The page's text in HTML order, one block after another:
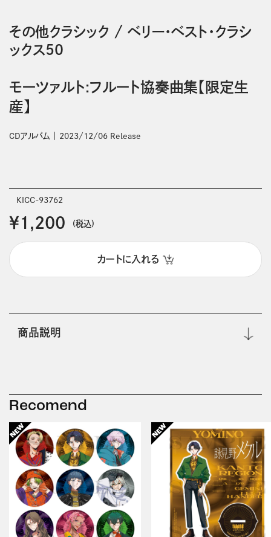
その他クラシック / ベリー・ベスト・クラシ
ックス50
モーツァルト:フルート協奏曲集【限定生
産】
CDアルバム 2023/12/06 Release
KICC-93762
￥1,200 (税込)
カートに入れる
商品説明
Recomend